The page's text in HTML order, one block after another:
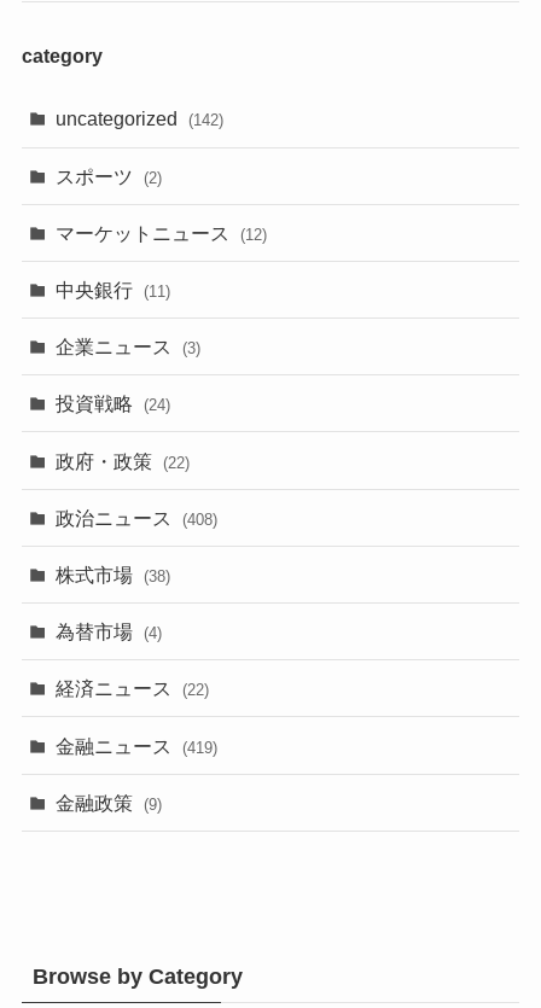
category
uncategorized (142)
スポーツ (2)
マーケットニュース (12)
中央銀行 (11)
企業ニュース (3)
投資戦略 (24)
政府・政策 (22)
政治ニュース (408)
株式市場 (38)
為替市場 (4)
経済ニュース (22)
金融ニュース (419)
金融政策 (9)
Browse by Category